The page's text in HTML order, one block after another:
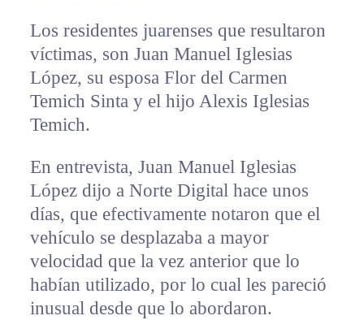
Los residentes juarenses que resultaron
víctimas, son Juan Manuel Iglesias
López, su esposa Flor del Carmen
Temich Sinta y el hijo Alexis Iglesias
Temich.
En entrevista, Juan Manuel Iglesias
López dijo a Norte Digital hace unos
días, que efectivamente notaron que el
vehículo se desplazaba a mayor
velocidad que la vez anterior que lo
habían utilizado, por lo cual les pareció
inusual desde que lo abordaron.